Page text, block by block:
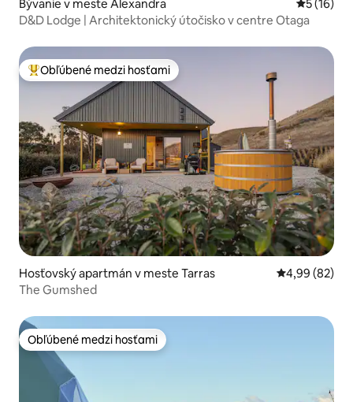
Bývanie v meste Alexandra
5 (16)
D&D Lodge | Architektonický útočisko v centre Otaga
Najobľúbenejšie medzi hosťami
Obľúbené medzi hosťami
Hosťovský apartmán v meste Tarras Priemerné
4,99 (82)
The Gumshed
Obľúbené medzi hosťami
Obľúbené medzi hosťami